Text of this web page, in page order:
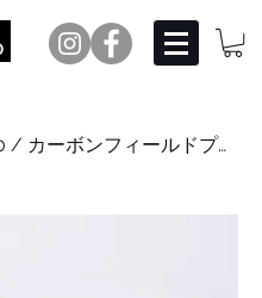
FR-CFP 120 / カーボンフィールドプレート120